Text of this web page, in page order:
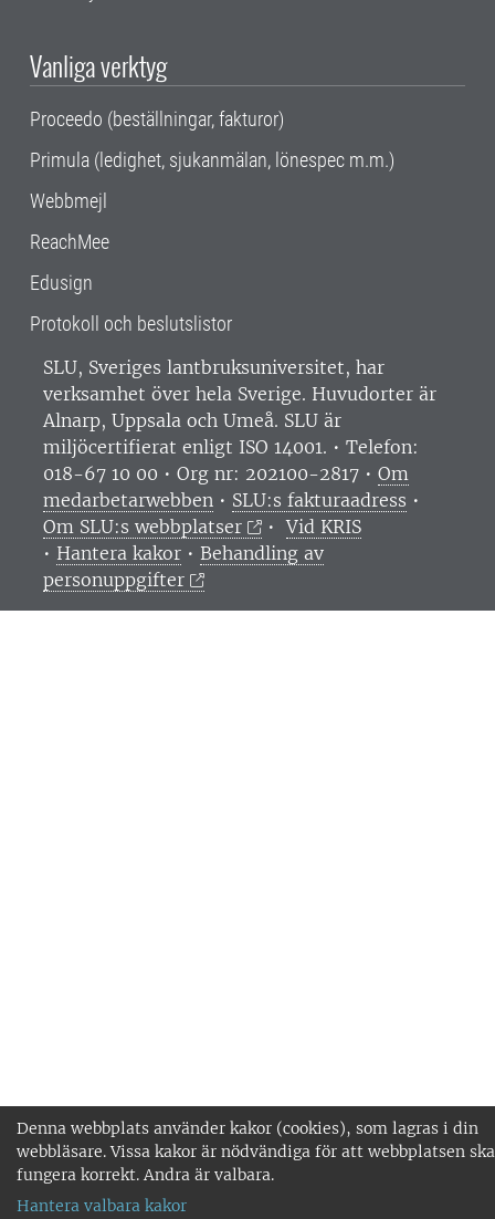
Denna webbplats använder kakor (cookies), som lagras i din
webbläsare. Vissa kakor är nödvändiga för att webbplatsen ska
fungera korrekt. Andra är valbara.
Hantera valbara kakor
Vanliga verktyg
Proceedo (beställningar, fakturor)
Primula (ledighet, sjukanmälan, lönespec m.m.)
Webbmejl
ReachMee
Edusign
Protokoll och beslutslistor
SLU, Sveriges lantbruksuniversitet, har
verksamhet över hela Sverige. Huvudorter är
Alnarp, Uppsala och Umeå. SLU är
miljöcertifierat enligt ISO 14001. • Telefon:
018-67 10 00 • Org nr: 202100-2817 • Om
medarbetarwebben • SLU:s fakturaadress •
Om SLU:s webbplatser
•Vid KRIS
• Hantera kakor • Behandling av
personuppgifter